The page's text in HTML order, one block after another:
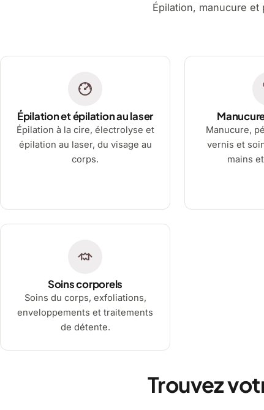
Épilation, manucure
Épilation et épilation au laser
Épilation à la cire, électrolyse et
épilation au laser, du visage au
corps.
Manucure,
vernis et
mains
Soins corporels
Soins du corps, exfoliations,
enveloppements et traitements
de détente.
Trouvez